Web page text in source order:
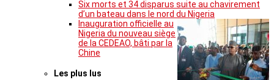
Six morts et 34 disparus suite au chavirement
d’un bateau dans le nord du Nigeria
Inauguration officielle au
Nigeria du nouveau siège
de la CEDEAO, bâti par la
Chine
Les plus lus